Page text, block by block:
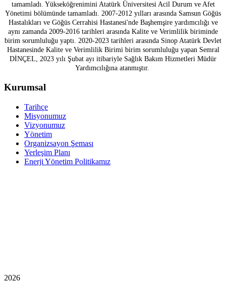
tamamladı. Yükseköğrenimini Atatürk Üniversitesi Acil Durum ve Afet
Yönetimi bölümünde tamamladı. 2007-2012 yılları arasında Samsun Göğüs
Hastalıkları ve Göğüs Cerrahisi Hastanesi'nde Başhemşire yardımcılığı ve
aynı zamanda 2009-2016 tarihleri arasında Kalite ve Verimlilik biriminde
birim sorumluluğu yaptı. 2020-2023 tarihleri arasında Sinop Atatürk Devlet
Hastanesinde Kalite ve Verimlilik Birimi birim sorumluluğu yapan Semral
DİNÇEL, 2023 yılı Şubat ayı itibariyle Sağlık Bakım Hizmetleri Müdür
Yardımcılığına atanmıştır.
Kurumsal
Tarihçe
Misyonumuz
Vizyonumuz
Yönetim
Organizsayon Şeması
Yerleşim Planı
Enerji Yönetim Politikamız
2026